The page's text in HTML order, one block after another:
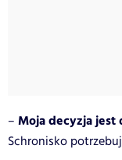
– Moja decyzja jest
Schronisko